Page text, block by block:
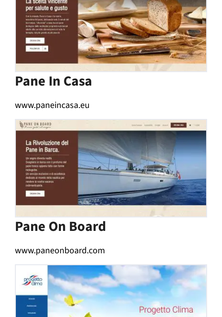
Pane In Casa
www.paneincasa.eu
Pane On Board
www.paneonboard.com